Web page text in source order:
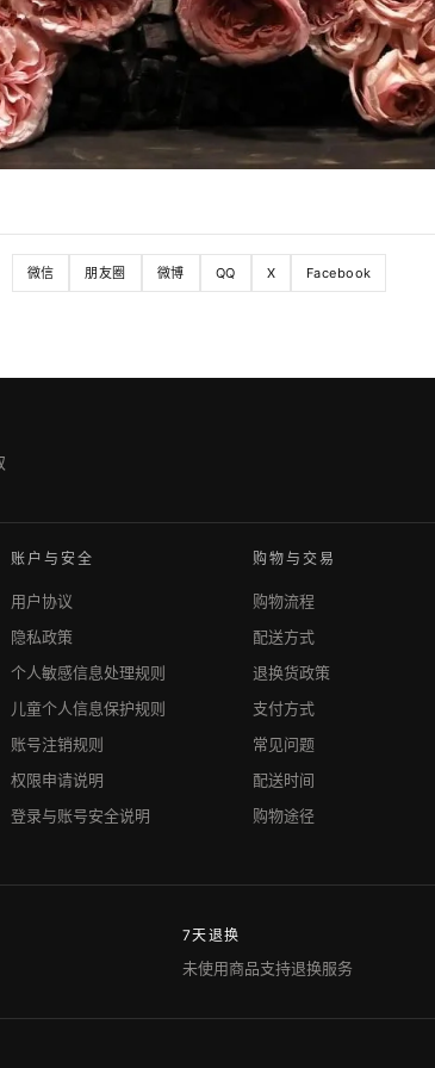
微信 朋友圈 微博 QQ X Facebook
账户与安全
用户协议
隐私政策
个人敏感信息处理规则
儿童个人信息保护规则
账号注销规则
权限申请说明
登录与账号安全说明
购物与交易
购物流程
配送方式
退换货政策
支付方式
常见问题
配送时间
购物途径
7天退换
未使用商品支持退换服务